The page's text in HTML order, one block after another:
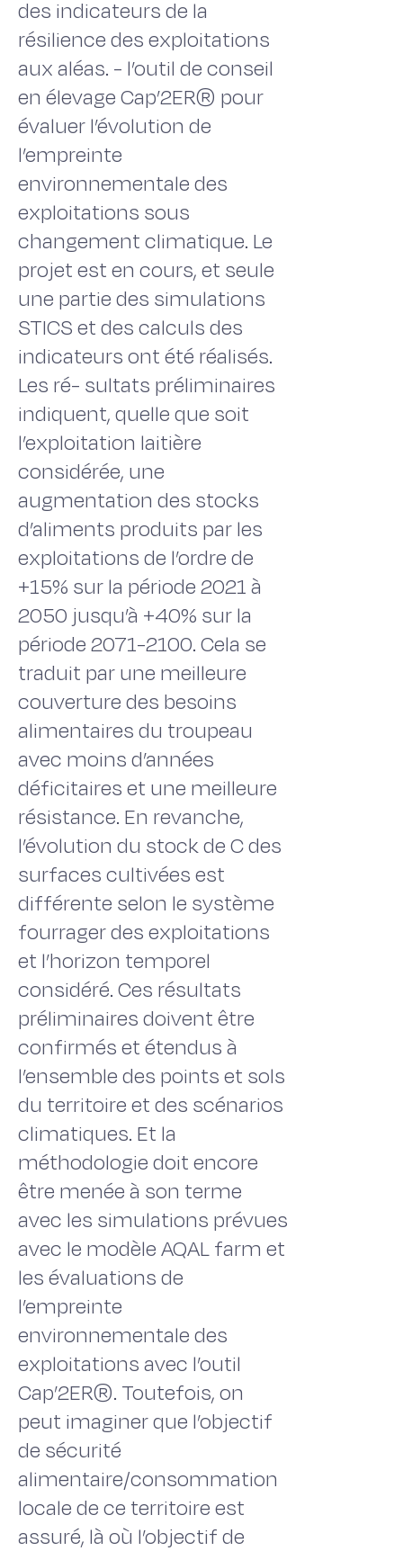
des indicateurs de la
résilience des exploitations
aux aléas. - l’outil de conseil
en élevage Cap’2ER® pour
évaluer l’évolution de
l’empreinte
environnementale des
exploitations sous
changement climatique. Le
projet est en cours, et seule
une partie des simulations
STICS et des calculs des
indicateurs ont été réalisés.
Les ré- sultats préliminaires
indiquent, quelle que soit
l’exploitation laitière
considérée, une
augmentation des stocks
d’aliments produits par les
exploitations de l’ordre de
+15% sur la période 2021 à
2050 jusqu’à +40% sur la
période 2071-2100. Cela se
traduit par une meilleure
couverture des besoins
alimentaires du troupeau
avec moins d’années
déficitaires et une meilleure
résistance. En revanche,
l’évolution du stock de C des
surfaces cultivées est
différente selon le système
fourrager des exploitations
et l’horizon temporel
considéré. Ces résultats
préliminaires doivent être
confirmés et étendus à
l’ensemble des points et sols
du territoire et des scénarios
climatiques. Et la
méthodologie doit encore
être menée à son terme
avec les simulations prévues
avec le modèle AQAL farm et
les évaluations de
l’empreinte
environnementale des
exploitations avec l’outil
Cap’2ER®. Toutefois, on
peut imaginer que l’objectif
de sécurité
alimentaire/consommation
locale de ce territoire est
assuré, là où l’objectif de